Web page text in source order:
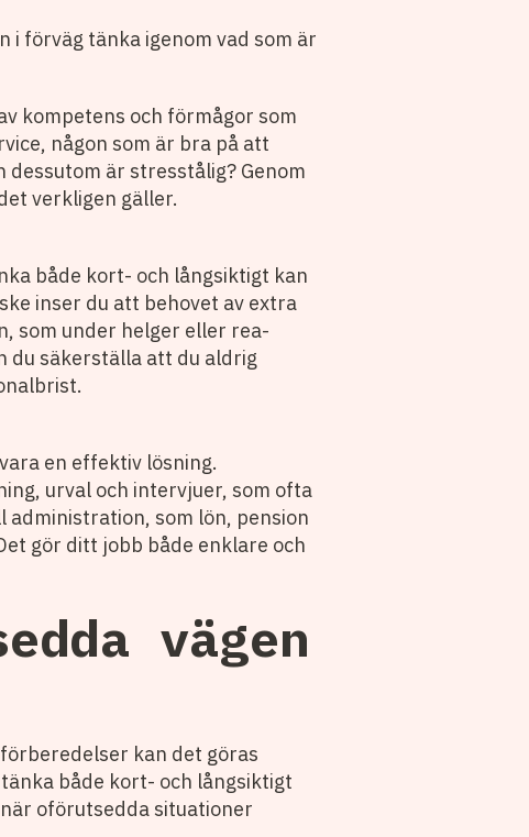
förväg tänka igenom vad som är
kompetens och förmågor som
någon som är bra på att
är stresstålig? Genom
verkligen gäller.
både kort- och långsiktigt kan
inser du att behovet av extra
som under helger eller rea-
du säkerställa att du aldrig
en effektiv lösning.
urval och intervjuer, som ofta
administration, som lön, pension
gör ditt jobb både enklare och
vägen
kan det göras
både kort- och långsiktigt
oförutsedda situationer